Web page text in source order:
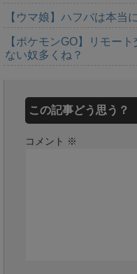
【ウマ娘】ハフバは本当
【ポケモンGO】リモー
ない奴多くね？
この記事どう思う？
コメント ※